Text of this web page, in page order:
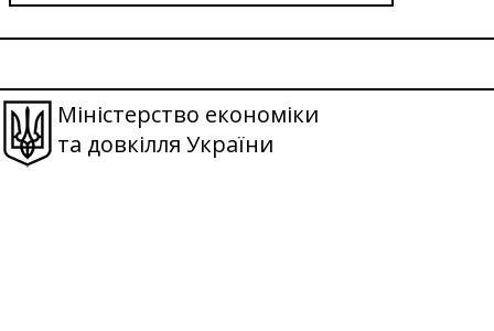
Міністерство економіки
та довкілля України